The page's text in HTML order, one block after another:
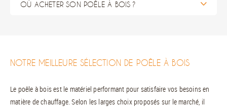
OÙ ACHETER SON POÊLE À BOIS ?
NOTRE MEILLEURE SÉLECTION DE POÊLE À BOIS
Le poêle à bois est le matériel performant pour satisfaire vos besoins en
matière de chauffage. Selon les larges choix proposés sur le marché, il